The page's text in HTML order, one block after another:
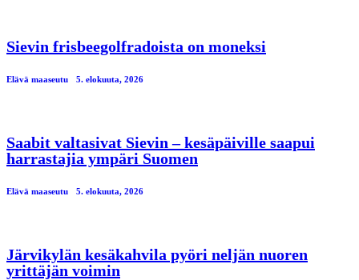
Sievin frisbeegolfradoista on moneksi
Elävä maaseutu 5. elokuuta, 2026
Saabit valtasivat Sievin – kesäpäiville saapui
harrastajia ympäri Suomen
Elävä maaseutu 5. elokuuta, 2026
Järvikylän kesäkahvila pyöri neljän nuoren
yrittäjän voimin